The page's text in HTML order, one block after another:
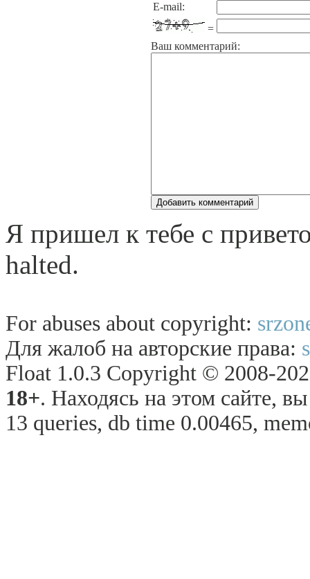
E-mail:
=
Ваш комментарий:
Я пришел к тебе с
halted.
For abuses about copyright:
Для жалоб на авторские права:
Float 1.0.3 Copyright © 2008-
18+. Находясь на этом сайте,
13 queries, db time 0.00465,